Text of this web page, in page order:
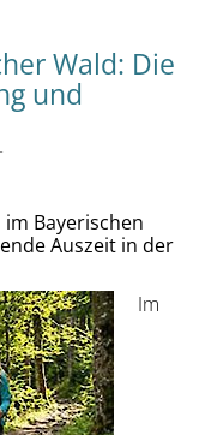
Wald: Die
und
Bayerischen
Auszeit in der
Im